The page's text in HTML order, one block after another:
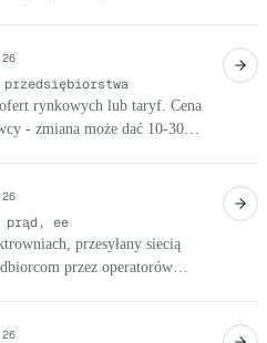
rynkowych lub taryf. Cena
- zmiana może dać 10-30%
prąd, ee
przesyłany siecią
przez operatorów